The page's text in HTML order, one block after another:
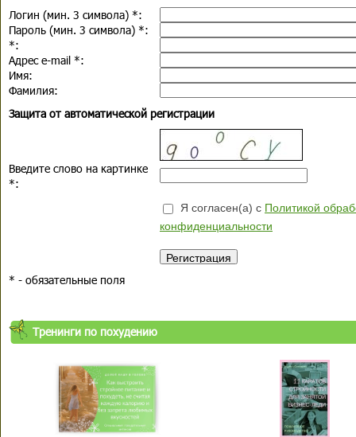
Логин (мин. 3 символа) *:
Пароль (мин. 3 символа) *:
*:
Адрес e-mail *:
Имя:
Фамилия:
Защита от автоматической регистрации
Введите слово на картинке
*:
Я согласен(а) с Политикой
конфиденциальности
* - обязательные поля
Тренинги по похудению